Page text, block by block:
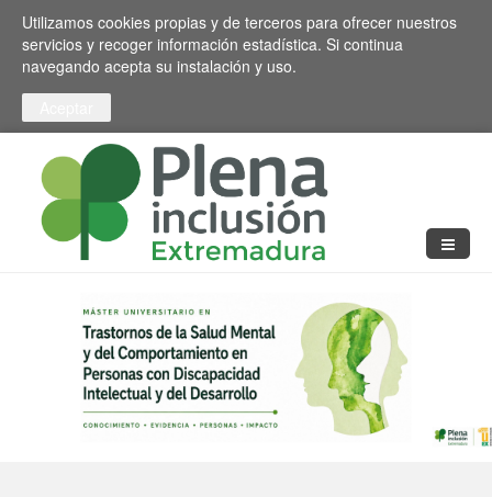
Pasar al contenido principal
Toggle high contrast
Utilizamos cookies propias y de terceros para ofrecer nuestros
servicios y recoger información estadística. Si continua
navegando acepta su instalación y uso.